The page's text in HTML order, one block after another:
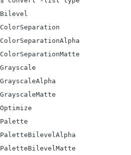
Bilevel
ColorSeparation
ColorSeparationAlpha
ColorSeparationMatte
Grayscale
GrayscaleAlpha
GrayscaleMatte
Optimize
Palette
PaletteBilevelAlpha
PaletteBilevelMatte